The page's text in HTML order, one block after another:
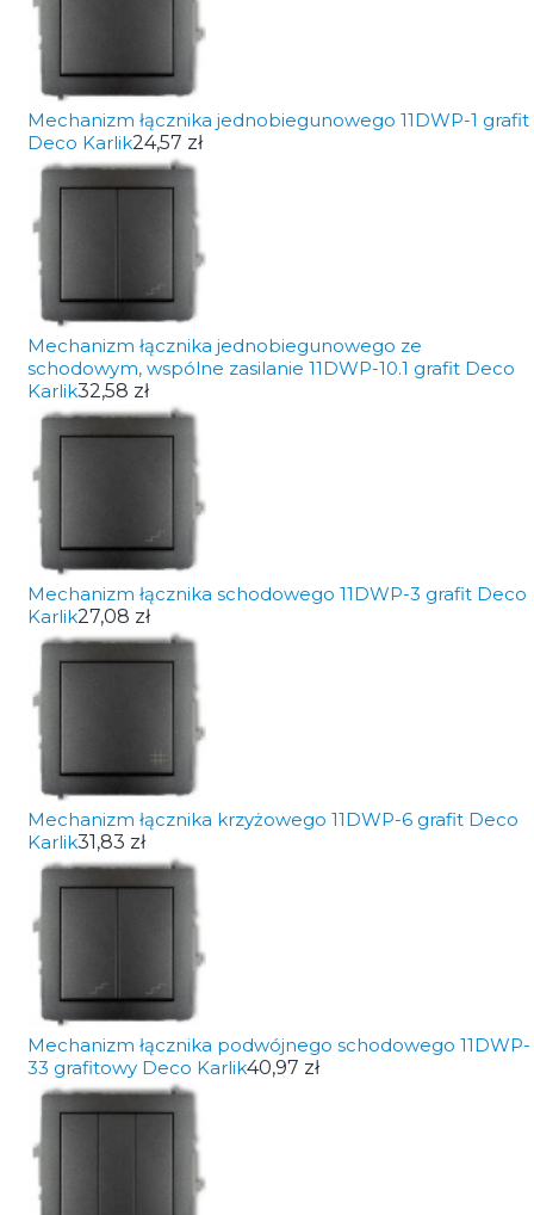
Mechanizm łącznika jednobiegunowego 11DWP-1 grafit
Deco Karlik24,57 zł
Mechanizm łącznika jednobiegunowego ze
schodowym, wspólne zasilanie 11DWP-10.1 grafit Deco
Karlik32,58 zł
Mechanizm łącznika schodowego 11DWP-3 grafit Deco
Karlik27,08 zł
Mechanizm łącznika krzyżowego 11DWP-6 grafit Deco
Karlik31,83 zł
Mechanizm łącznika podwójnego schodowego 11DWP-
33 grafitowy Deco Karlik40,97 zł